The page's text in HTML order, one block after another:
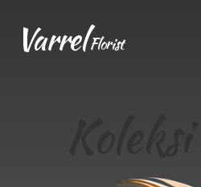
VarrelFlorist